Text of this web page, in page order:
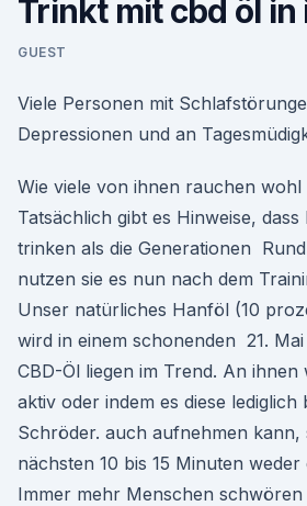
Trinkt mit cbd öl in
GUEST
Viele Personen mit
Depressionen und an
Wie viele von ihnen rauchen wohl
Tatsächlich gibt es Hinweise,
trinken als die Generationen
nutzen sie es nun nach dem
Unser natürliches Hanföl (10
wird in einem schonenden 21.
CBD-Öl liegen im Trend. An
aktiv oder indem es diese
Schröder. auch aufnehmen kann,
nächsten 10 bis 15 Minuten
Immer mehr Menschen